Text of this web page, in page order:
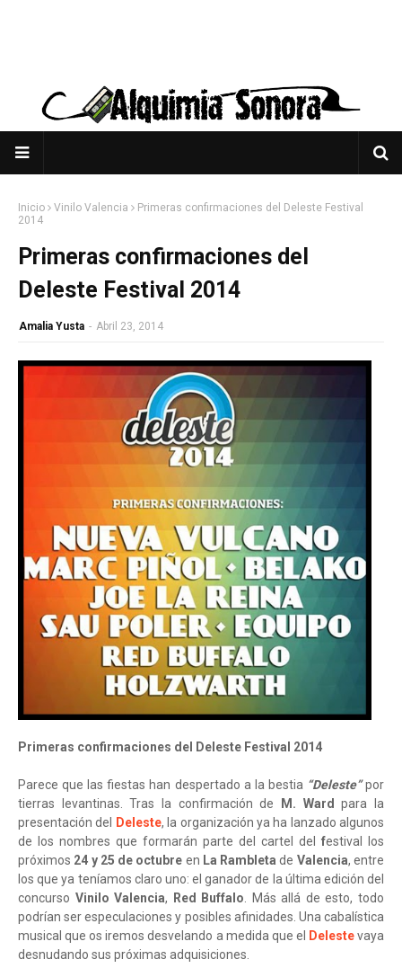
Inicio Vinilo Valencia
Primeras confirmaciones del Deleste Festival
2014
Primeras confirmaciones del
Deleste Festival 2014
Amalia Yusta - Abril 23, 2014
Primeras confirmaciones del Deleste Festival 2014
Parece que las fiestas han despertado a la bestia “Deleste”por
tierras levantinas. Tras la confirmación de
M. Ward
para la
presentación del
Deleste, la organización ya ha lanzado algunos
de los nombres que formarán parte del cartel del festival los
próximos 24 y 25 de octubre en La Rambleta de Valencia, entre
los que ya teníamos claro uno: el ganador de la última edición del
concurso Vinilo Valencia, Red Buffalo. Más allá de esto, todo
podrían ser especulaciones y posibles afinidades. Una cabalística
musical que os iremos desvelando a medida que el
Delestevaya
desnudando sus próximas adquisiciones.